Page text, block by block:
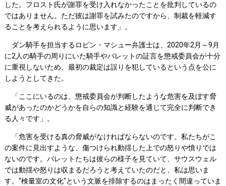
した。フロスト氏が謝罪を受け入れなかったことを批判しているの
ではありません。ただ彼は謝罪を試みたのですから、制裁を軽減す
ることを考えられるように思います」。
ダン騎手を担当するロビン・マシュー弁護士は、2020年2月～9月
に2人の騎手の周りにいた騎手やバレットの証言を懲戒委員会が十分
に重視しないため、最初の裁定は誤りを犯しているという点を公に
しようとしてきた。
「ここにいるのは、懲戒委員会が判断したような危害を及ぼす脅
威があったのかどうかを自らの知識と経験を通じて完全に判断でき
る人々です」。
「危害を受ける真の脅威がなければならないのです。私たちがこ
の案件に見出すような、傷つけられ動揺した上での怒りや憤りでは
ないのです。バレットたちは彼らの様子を見ていて、サウスウェル
では動揺や怒りは収まるだろうと考えていたのだと、私は思いま
す。"検量室の文化"という文脈を排除するのはまったく間違っていま